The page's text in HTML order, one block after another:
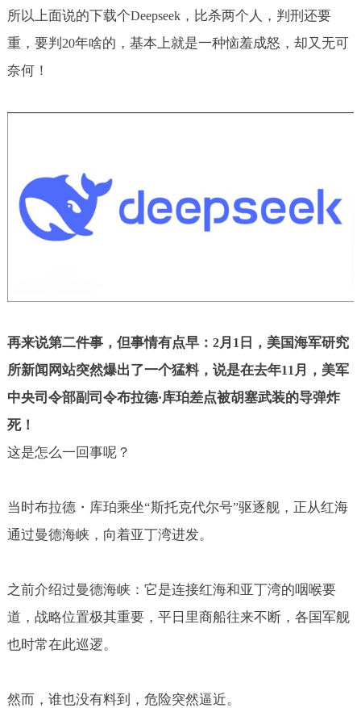
所以上面说的下载个Deepseek，比杀两个人，判刑还要
重，要判 20年啥的，基本上就是一种恼羞成怒，却又无可
奈何！
再来说第二件事，但事情有点早： 2月 1 日，美国海军研究
所新闻网站突然爆出了一个猛料，说是在去年11 月，美军
中央司令部副司令布拉德·库珀差点被胡塞武装的导弹炸
死！
这是怎么一回事呢？
当时布拉德・ 库珀乘坐“斯托克代尔号”驱逐舰，正从红海
通过曼德海峡，向着亚丁湾进发。
之前介绍过曼德海峡：它是连接红海和亚丁湾的咽喉要
道，战略位置极其重要，平日里商船往来不断，各国军舰
也时常在此巡逻。
然而，谁也没有料到，危险突然逼近。